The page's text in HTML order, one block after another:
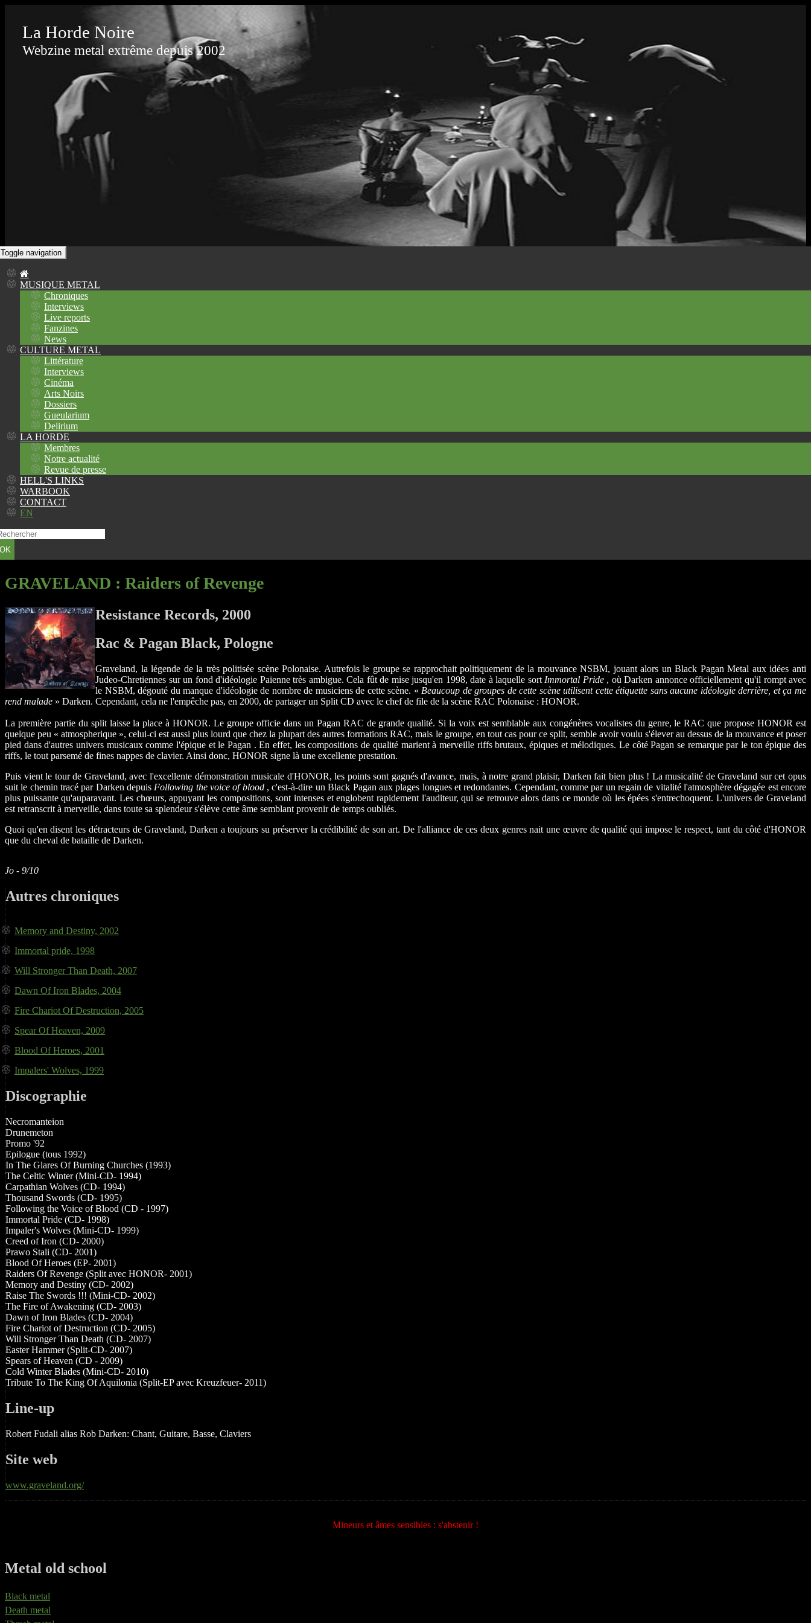
La Horde Noire
Webzine metal extrême depuis 2002
Toggle navigation
MUSIQUE METAL
Chroniques
Interviews
Live reports
Fanzines
News
CULTURE METAL
Littérature
Interviews
Cinéma
Arts Noirs
Dossiers
Gueularium
Delirium
LA HORDE
Membres
Notre actualité
Revue de presse
HELL'S LINKS
WARBOOK
CONTACT
EN
OK
GRAVELAND : Raiders of Revenge
Resistance Records, 2000
Rac & Pagan Black, Pologne
Graveland, la légende de la très politisée scène Polonaise. Autrefois le groupe se rapprochait politiquement de la mouvance NSBM, jouant alors un Black Pagan Metal aux idées anti
Judeo-Chretiennes sur un fond d'idéologie Païenne très ambigue. Cela fût de mise jusqu'en 1998, date à laquelle sort Immortal Pride, où Darken annonce officiellement qu'il rompt avec
le NSBM, dégouté du manque d'idéologie de nombre de musiciens de cette scène. « Beaucoup de groupes de cette scène utilisent cette étiquette sans aucune idéologie derrière, et ça me
rend malade » Darken. Cependant, cela ne l'empêche pas, en 2000, de partager un Split CD avec le chef de file de la scène RAC Polonaise : HONOR.
La première partie du split laisse la place à HONOR. Le groupe officie dans un Pagan RAC de grande qualité. Si la voix est semblable aux congénères vocalistes du genre, le RAC que propose HONOR est
quelque peu « atmospherique », celui-ci est aussi plus lourd que chez la plupart des autres formations RAC, mais le groupe, en tout cas pour ce split, semble avoir voulu s'élever au dessus de la mouvance et poser
pied dans d'autres univers musicaux comme l'épique et le Pagan . En effet, les compositions de qualité marient à merveille riffs brutaux, épiques et mélodiques. Le côté Pagan se remarque par le ton épique des
riffs, le tout parsemé de fines nappes de clavier. Ainsi donc, HONOR signe là une excellente prestation.
Puis vient le tour de Graveland, avec l'excellente démonstration musicale d'HONOR, les points sont gagnés d'avance, mais, à notre grand plaisir, Darken fait bien plus ! La musicalité de Graveland sur cet opus
suit le chemin tracé par Darken depuis Following the voice of blood, c'est-à-dire un Black Pagan aux plages longues et redondantes. Cependant, comme par un regain de vitalité l'atmosphère dégagée est encore
plus puissante qu'auparavant. Les chœurs, appuyant les compositions, sont intenses et englobent rapidement l'auditeur, qui se retrouve alors dans ce monde où les épées s'entrechoquent. L'univers de Graveland
est retranscrit à merveille, dans toute sa splendeur s'élève cette âme semblant provenir de temps oubliés.
Quoi qu'en disent les détracteurs de Graveland, Darken a toujours su préserver la crédibilité de son art. De l'alliance de ces deux genres nait une œuvre de qualité qui impose le respect, tant du côté d'HONOR
que du cheval de bataille de Darken.
Jo - 9/10
Autres chroniques
Memory and Destiny, 2002
Immortal pride, 1998
Will Stronger Than Death, 2007
Dawn Of Iron Blades, 2004
Fire Chariot Of Destruction, 2005
Spear Of Heaven, 2009
Blood Of Heroes, 2001
Impalers' Wolves, 1999
Discographie
Necromanteion
Drunemeton
Promo '92
Epilogue (tous 1992)
In The Glares Of Burning Churches (1993)
The Celtic Winter (Mini-CD- 1994)
Carpathian Wolves (CD- 1994)
Thousand Swords (CD- 1995)
Following the Voice of Blood (CD - 1997)
Immortal Pride (CD- 1998)
Impaler's Wolves (Mini-CD- 1999)
Creed of Iron (CD- 2000)
Prawo Stali (CD- 2001)
Blood Of Heroes (EP- 2001)
Raiders Of Revenge (Split avec HONOR- 2001)
Memory and Destiny (CD- 2002)
Raise The Swords !!! (Mini-CD- 2002)
The Fire of Awakening (CD- 2003)
Dawn of Iron Blades (CD- 2004)
Fire Chariot of Destruction (CD- 2005)
Will Stronger Than Death (CD- 2007)
Easter Hammer (Split-CD- 2007)
Spears of Heaven (CD - 2009)
Cold Winter Blades (Mini-CD- 2010)
Tribute To The King Of Aquilonia (Split-EP avec Kreuzfeuer- 2011)
Line-up
Robert Fudali alias Rob Darken: Chant, Guitare, Basse, Claviers
Site web
www.graveland.org/
Mineurs et âmes sensibles : s'abstenir !
Metal old school
Black metal
Death metal